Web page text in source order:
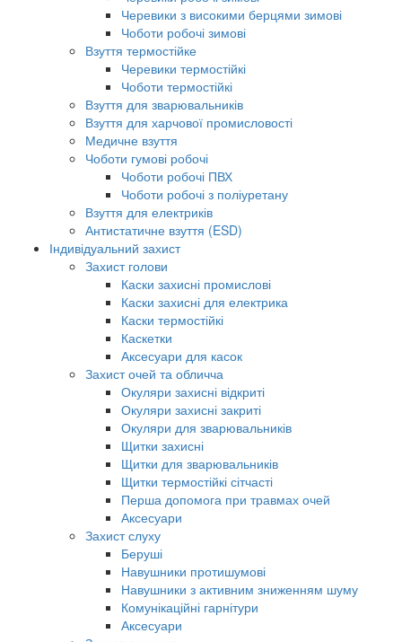
Черевики з високими берцями зимові
Чоботи робочі зимові
Взуття термостійке
Черевики термостійкі
Чоботи термостійкі
Взуття для зварювальників
Взуття для харчової промисловості
Медичне взуття
Чоботи гумові робочі
Чоботи робочі ПВХ
Чоботи робочі з поліуретану
Взуття для електриків
Антистатичне взуття (ESD)
Індивідуальний захист
Захист голови
Каски захисні промислові
Каски захисні для електрика
Каски термостійкі
Каскетки
Аксесуари для касок
Захист очей та обличча
Окуляри захисні відкриті
Окуляри захисні закриті
Окуляри для зварювальників
Щитки захисні
Щитки для зварювальників
Щитки термостійкі сітчасті
Перша допомога при травмах очей
Аксесуари
Захист слуху
Беруші
Навушники протишумові
Навушники з активним зниженням шуму
Комунікаційні гарнітури
Аксесуари